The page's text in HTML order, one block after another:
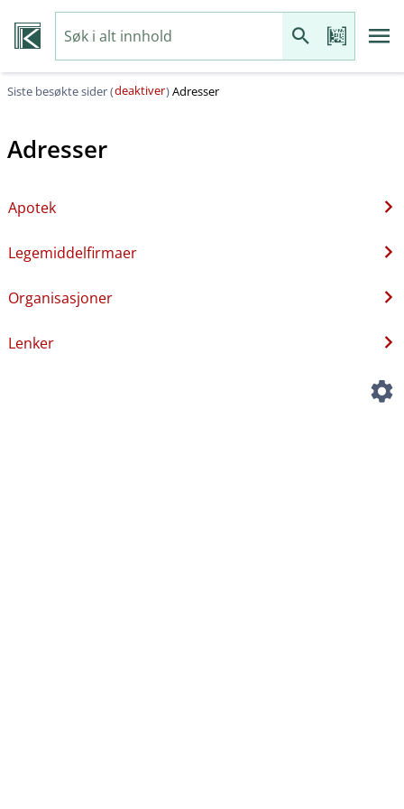
Siste besøkte sider (deaktiver)Adresser
Adresser
Apotek
Legemiddelfirmaer
Organisasjoner
Lenker